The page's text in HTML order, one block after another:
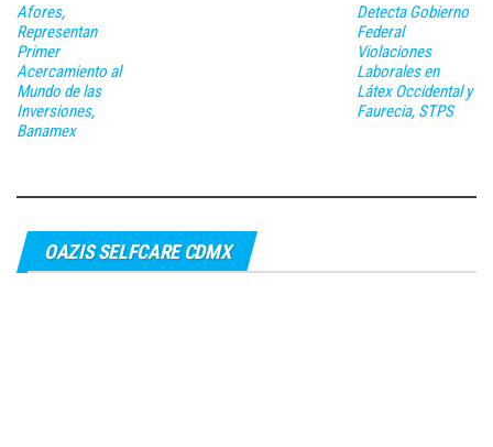
Afores,
Representan
Primer
Acercamiento al
Mundo de las
Inversiones,
Banamex
Detecta Gobierno
Federal
Violaciones
Laborales en
Látex Occidental y
Faurecia, STPS
OAZIS SELFCARE CDMX